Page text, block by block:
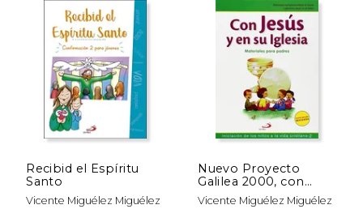
$ 41.77
Recibid el Espíritu
Santo
Vicente Miguélez Miguélez
Nuevo Proyecto
Galilea 2000, con
Jesús en su Iglesia,
iniciación de los niños
Vicente Miguélez Miguélez